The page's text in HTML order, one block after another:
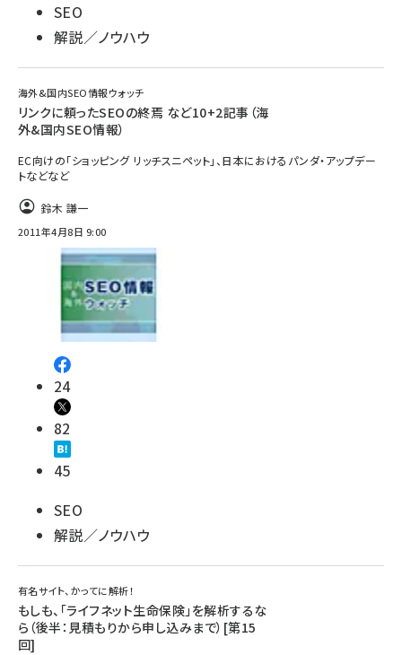
SEO
解説／ノウハウ
海外&国内SEO情報ウォッチ
リンクに頼ったSEOの終焉 など10+2記事（海
外&国内SEO情報）
EC向けの「ショッピング リッチスニペット」、日本におけるパンダ・アップデー
トなどなど
鈴木 謙一
2011年4月8日 9:00
24
82
45
SEO
解説／ノウハウ
有名サイト、かってに解析！
もしも、「ライフネット生命保険」を解析するな
ら（後半：見積もりから申し込みまで）[第15
回]